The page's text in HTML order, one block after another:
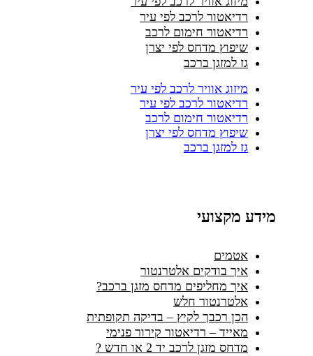
רדיאטור לרכב לפי עיר
רדיאטור חימום לרכב
שיפוץ מדחס לפי יצרן
גז למזגן ברכב
מיזוג אוויר לרכב לפי עיר
רדיאטור לרכב לפי עיר
רדיאטור חימום לרכב
שיפוץ מדחס לפי יצרן
גז למזגן ברכב
מידע מקצועי
אטמים
איך בודקים אלטרנטור
איך מחליפים מדחס מזגן ברכב?
אלטרנטור חלש
הכן רכבך לקיץ – בדיקה תקופתית
מאייד – רדיאטור קירור פנימי
מדחס מזגן לרכב יד 2 או חדש ?